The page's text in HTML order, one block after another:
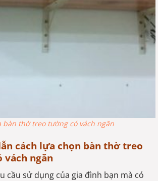
bàn thờ treo tường có vách ngăn
cách lựa chọn bàn thờ treo
vách ngăn
cầu sử dụng của gia đình bạn mà có